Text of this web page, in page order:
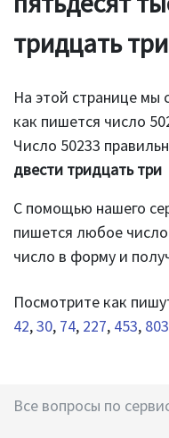
тридцать три
На этой странице
как пишется число
Число 50233
двести тридцать три
С помощью нашего
пишется любое
число в форму и
Посмотрите как
42,30, 74, 227, 453, 803
Все вопросы по